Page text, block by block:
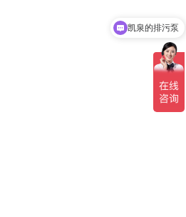
凯泉的排污泵